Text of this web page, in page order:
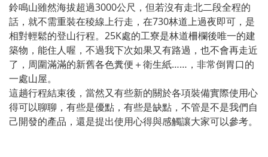
鈴鳴山雖然海拔超過3000公尺，但若沒有走北二段全程的
話，就不需重裝在稜線上行走，在730林道上過夜即可，是
相對輕鬆的登山行程。25K處的工寮是林道柵欄後唯一的建
築物，能住人喔，不過我下次如果又有路過，也不會再走近
了，周圍滿滿的新舊各色糞便＋衛生紙……，非常倒胃口的
一處山屋。
這趟行程結束後，當然又有些新的關於各項裝備實際使用心
得可以聊聊，有些是優點，有些是缺點，不管是不是我們自
己開發的產品，還是提出使用心得與感觸讓大家可以參考。